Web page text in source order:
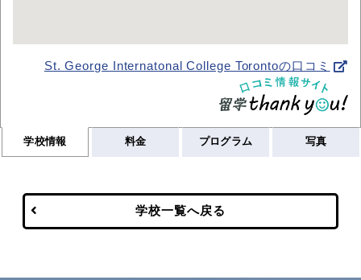
St. George Internatonal College Torontoの口コミ
学校情報 料金 プログラム 写真
学校一覧へ戻る